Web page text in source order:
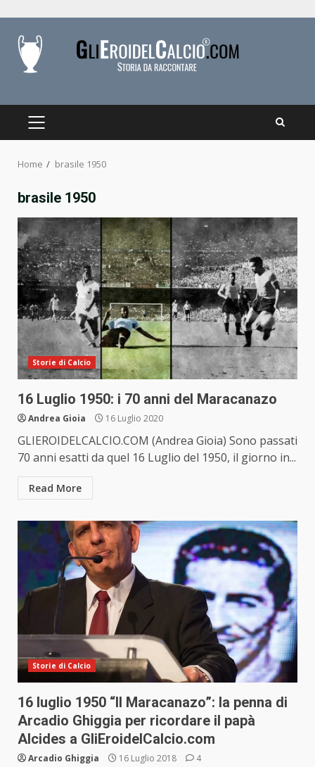
content
PRIMARY
Home brasile 1950
brasile 1950
Storie di Calcio
16 Luglio 1950: i 70 anni del Maracanazo
Andrea Gioia 16 Luglio 2020
GLIEROIDELCALCIO.COM (Andrea Gioia) Sono passati
70 anni esatti da quel 16 Luglio del 1950, il giorno in...
Read More
Storie di Calcio
16 luglio 1950 “Il Maracanazo”: la penna di
Arcadio Ghiggia per ricordare il papà
Alcides a GliEroidelCalcio.com
Arcadio Ghiggia 16 Luglio 2018 4